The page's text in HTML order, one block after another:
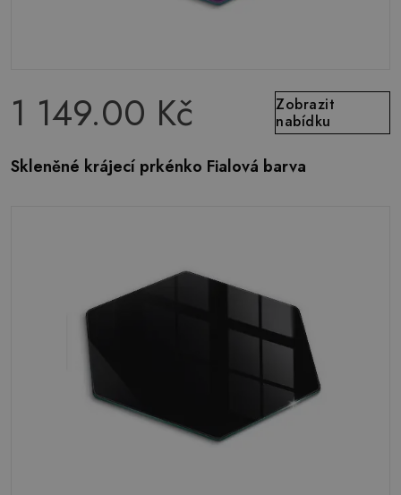
1 149.00 Kč
Zobrazit
nabídku
Skleněné krájecí prkénko Fialová barva